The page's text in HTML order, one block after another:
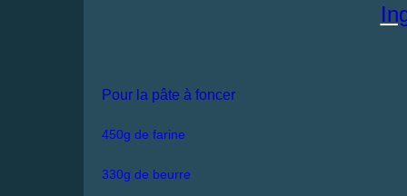
Pour la pâte à foncer
450g de farine
330g de beurre